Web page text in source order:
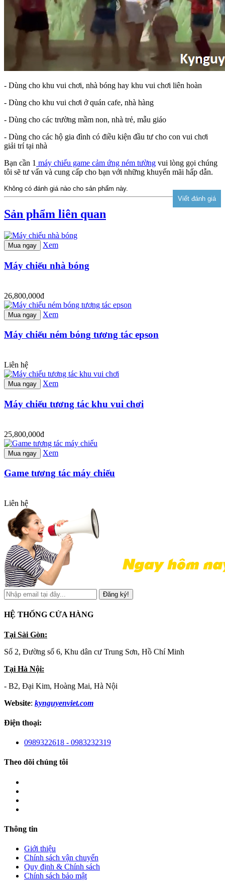
- Dùng cho khu vui chơi, nhà bóng hay khu vui chơi liên hoàn
- Dùng cho khu vui chơi ở quán cafe, nhà hàng
- Dùng cho các trường mầm non, nhà trẻ, mẫu giáo
- Dùng cho các hộ gia đình có điều kiện đầu tư cho con vui chơi
giải trí tại nhà
Bạn cần 1 máy chiếu game cảm ứng ném tường vui lòng gọi chúng
tôi sẽ tư vấn và cung cấp cho bạn với những khuyến mãi hấp dẫn.
Không có đánh giá nào cho sản phẩm này.
Sản phẩm liên quan
Mua ngay Xem
Máy chiếu nhà bóng
26,800,000đ
Mua ngay Xem
Máy chiếu ném bóng tương tác epson
Liên hệ
Mua ngay Xem
Máy chiếu tương tác khu vui chơi
25,800,000đ
Mua ngay Xem
Game tương tác máy chiếu
Liên hệ
Đăng ký!
HỆ THỐNG CỬA HÀNG
Tại Sài Gòn:
Số 2, Đường số 6, Khu dân cư Trung Sơn, Hồ Chí Minh
Tại Hà Nội:
- B2, Đại Kim, Hoàng Mai, Hà Nội
Website: kynguyenviet.com
Điện thoại:
0989322618 - 0983232319
Theo dõi chúng tôi
Thông tin
Giới thiệu
Chính sách vận chuyển
Quy định & Chính sách
Chính sách bảo mật